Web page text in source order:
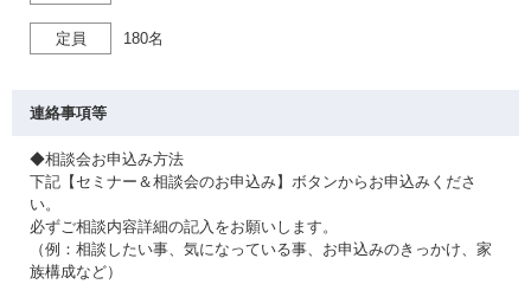
定員 180名
連絡事項等
◆相談会お申込み方法
下記【セミナー＆相談会のお申込み】ボタンからお申込みくださ
い。
必ずご相談内容詳細の記入をお願いします。
（例：相談したい事、気になっている事、お申込みのきっかけ、家
族構成など）